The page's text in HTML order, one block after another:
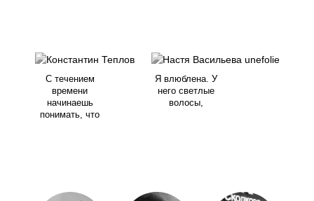
С течением
времени
начинаешь
понимать, что
Я влюблена. У
него светлые
волосы,